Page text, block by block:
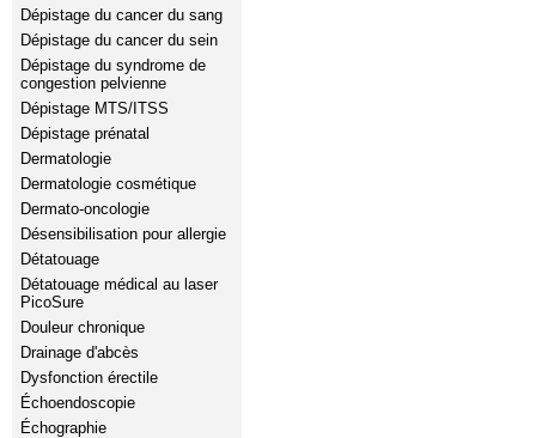
Dépistage du cancer du sang
Dépistage du cancer du sein
Dépistage du syndrome de
congestion pelvienne
Dépistage MTS/ITSS
Dépistage prénatal
Dermatologie
Dermatologie cosmétique
Dermato-oncologie
Désensibilisation pour allergie
Détatouage
Détatouage médical au laser
PicoSure
Douleur chronique
Drainage d'abcès
Dysfonction érectile
Échoendoscopie
Échographie